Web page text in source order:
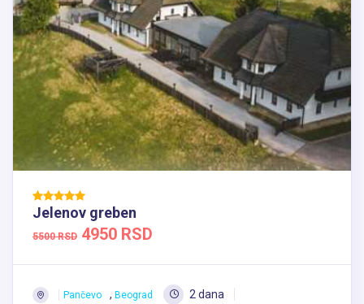
Jelenov greben
5500 RSD 4950 RSD
Pančevo , Beograd 2 dana